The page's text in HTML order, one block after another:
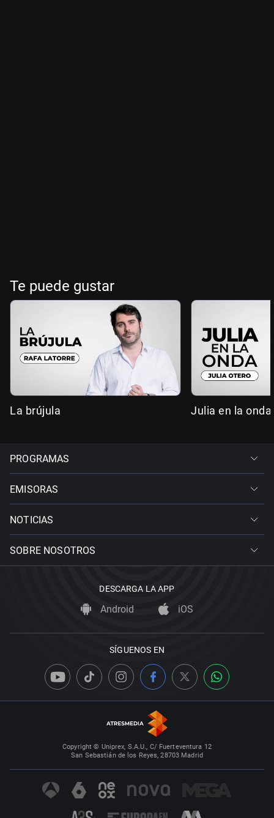
Te puede gustar
La brújula Julia en la onda
PROGRAMAS
EMISORAS
NOTICIAS
SOBRE NOSOTROS
DESCARGA LA APP
Android iOS
SÍGUENOS EN
Copyright © Uniprex, S.A.U., C/ Fuerteventura 12
San Sebastián de los Reyes, 28703 Madrid